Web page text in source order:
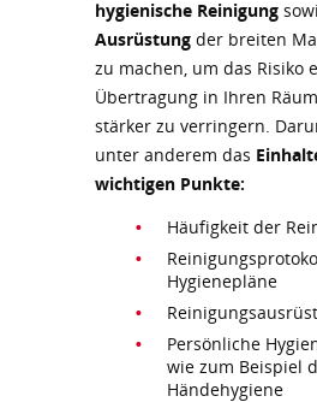
hygienische Reinigung
Ausrüstung der breiten
zu machen, um das Risiko
Übertragung in Ihren
stärker zu verringern.
unter anderem das
wichtigen Punkte:
Häufigkeit der
Hygienepläne
Persönliche
wie zum Beispiel
Händehygiene